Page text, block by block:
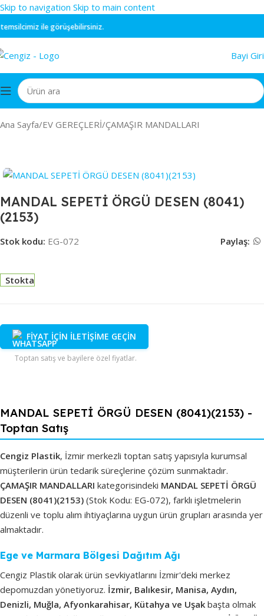
Skip to navigation Skip to main content
ile görüşebilirsiniz.
Bayi
Ana Sayfa/EV GEREÇLERİ/ÇAMAŞIR MANDALLARI
MANDAL SEPETİ ÖRGÜ DESEN (8041)
(2153)
Stok kodu: EG-072 Paylaş:
Stokta
FİYAT İÇİN İLETİŞİME GEÇİN
Toptan satış ve bayilere özel fiyatlar.
MANDAL SEPETİ ÖRGÜ DESEN (8041)(2153) -
Toptan Satış
Cengiz Plastik, İzmir merkezli toptan satış yapısıyla kurumsal
müşterilerin ürün tedarik süreçlerine çözüm sunmaktadır.
ÇAMAŞIR MANDALLARI kategorisindeki MANDAL SEPETİ ÖRGÜ
DESEN (8041)(2153) (Stok Kodu: EG-072), farklı işletmelerin
düzenli ve toplu alım ihtiyaçlarına uygun ürün grupları arasında yer
almaktadır.
Ege ve Marmara Bölgesi Dağıtım Ağı
Cengiz Plastik olarak ürün sevkiyatlarını İzmir'deki merkez
depomuzdan yönetiyoruz. İzmir, Balıkesir, Manisa, Aydın,
Denizli, Muğla, Afyonkarahisar, Kütahya ve Uşak başta olmak